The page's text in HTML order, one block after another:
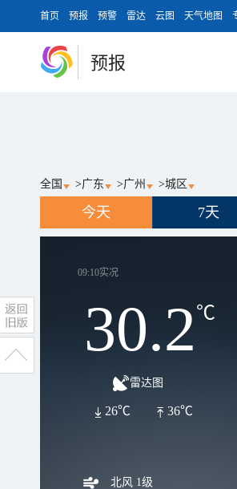
首页 预报 预警 雷达 云图 天气地图
预报
全国 >广东 >广州 >城区
今天 7天
09:10实况
30.2℃
雷达图
36℃
26℃
北风 1级